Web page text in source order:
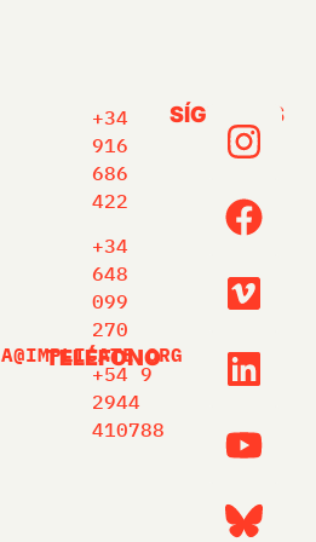
TELÉFONO
+34
916
686
422
+34
648
099
270
+54 9
2944
410788
SÍGUENOS